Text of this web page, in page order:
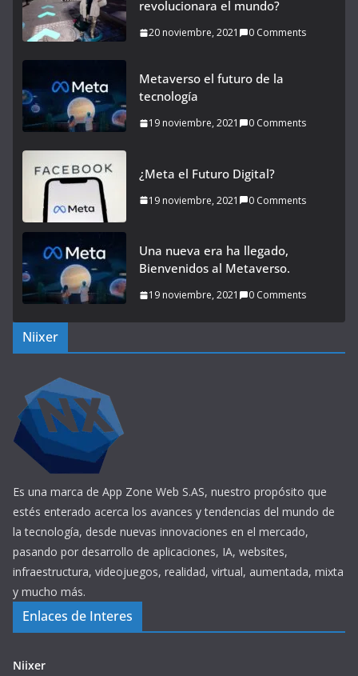
revolucionara el mundo?
20 noviembre, 2021 0 Comments
Metaverso el futuro de la
tecnología
19 noviembre, 2021 0 Comments
¿Meta el Futuro Digital?
19 noviembre, 2021 0 Comments
Una nueva era ha llegado,
Bienvenidos al Metaverso.
19 noviembre, 2021 0 Comments
Niixer
Es una marca de App Zone Web S.AS, nuestro propósito que
estés enterado acerca los avances y tendencias del mundo de
la tecnología, desde nuevas innovaciones en el mercado,
pasando por desarrollo de aplicaciones, IA, websites,
infraestructura, videojuegos, realidad, virtual, aumentada, mixta
y mucho más.
Enlaces de Interes
Niixer